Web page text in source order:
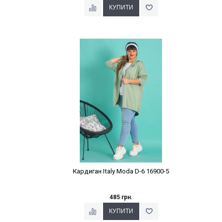
Наклейки Варіант з %
Кардиган Italy Moda D-6 16900-5
485 грн.